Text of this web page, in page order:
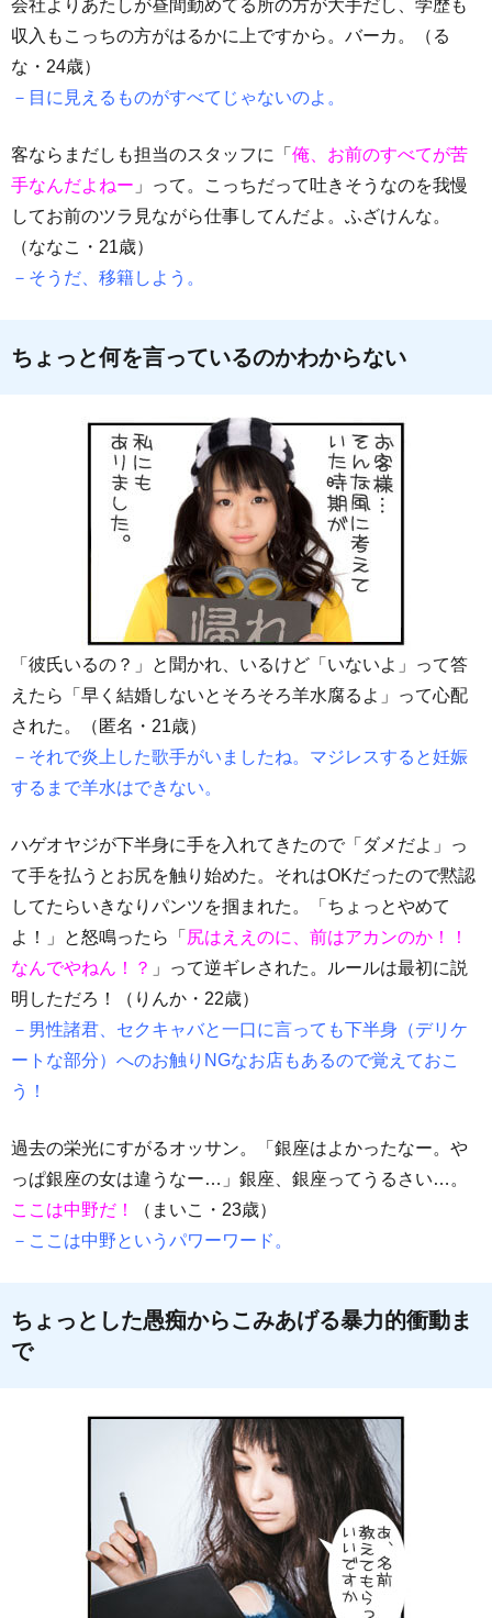
会社よりあたしが昼間勤めてる所の方が大手だし、学歴も
収入もこっちの方がはるかに上ですから。バーカ。（る
な・24歳）
－目に見えるものがすべてじゃないのよ。
客ならまだしも担当のスタッフに「 俺、お前のすべてが苦
手なんだよねー 」って。こっちだって吐きそうなのを我慢
してお前のツラ見ながら仕事してんだよ。ふざけんな。
（ななこ・21歳）
－そうだ、移籍しよう。
ちょっと何を言っているのかわからない
「彼氏いるの？」と聞かれ、いるけど「いないよ」って答
えたら「早く結婚しないとそろそろ羊水腐るよ」って心配
された。（匿名・21歳）
－それで炎上した歌手がいましたね。マジレスすると妊娠
するまで羊水はできない。
ハゲオヤジが下半身に手を入れてきたので「ダメだよ」っ
て手を払うとお尻を触り始めた。それはOKだったので黙認
してたらいきなりパンツを掴まれた。「ちょっとやめて
よ！」と怒鳴ったら「 尻はええのに、前はアカンのか！！
なんでやねん！？ 」って逆ギレされた。ルールは最初に説
明しただろ！（りんか・22歳）
－男性諸君、セクキャバと一口に言っても下半身（デリケ
ートな部分）へのお触りNGなお店もあるので覚えておこ
う！
過去の栄光にすがるオッサン。「銀座はよかったなー。や
っぱ銀座の女は違うなー…」銀座、銀座ってうるさい…。
ここは中野だ！
（まいこ・23歳）
－ここは中野というパワーワード。
ちょっとした愚痴からこみあげる暴力的衝動ま
で